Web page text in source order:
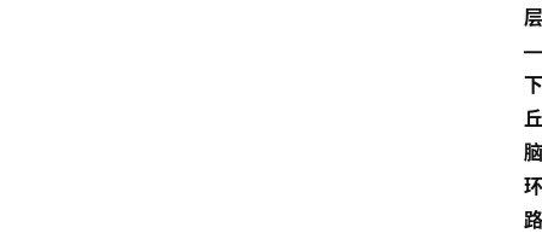
层
—
下
丘
脑
环
路